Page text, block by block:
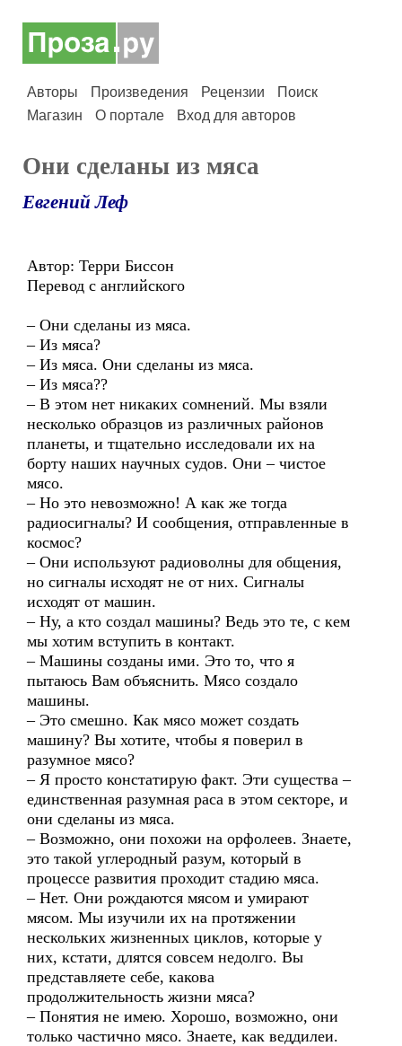
Авторы Произведения Рецензии
Поиск
Магазин
О портале Вход для авторов
Они сделаны из мяса
Евгений Леф
Автор: Терри Биссон
Перевод с английского
– Они сделаны из мяса.
– Из мяса?
– Из мяса. Они сделаны из мяса.
– Из мяса??
– В этом нет никаких сомнений. Мы взяли
несколько образцов из различных районов
планеты, и тщательно исследовали их на
борту наших научных судов. Они – чистое
мясо.
– Но это невозможно! А как же тогда
радиосигналы? И сообщения, отправленные в
космос?
– Они используют радиоволны для общения,
но сигналы исходят не от них. Сигналы
исходят от машин.
– Ну, а кто создал машины? Ведь это те, с кем
мы хотим вступить в контакт.
– Машины созданы ими. Это то, что я
пытаюсь Вам объяснить. Мясо создало
машины.
– Это смешно. Как мясо может создать
машину? Вы хотите, чтобы я поверил в
разумное мясо?
– Я просто констатирую факт. Эти существа –
единственная разумная раса в этом секторе, и
они сделаны из мяса.
– Возможно, они похожи на орфолеев. Знаете,
это такой углеродный разум, который в
процессе развития проходит стадию мяса.
– Нет. Они рождаются мясом и умирают
мясом. Мы изучили их на протяжении
нескольких жизненных циклов, которые у
них, кстати, длятся совсем недолго. Вы
представляете себе, какова
продолжительность жизни мяса?
– Понятия не имею. Хорошо, возможно, они
только частично мясо. Знаете, как веддилеи.